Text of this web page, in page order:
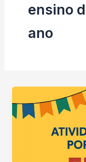
ensino
ano